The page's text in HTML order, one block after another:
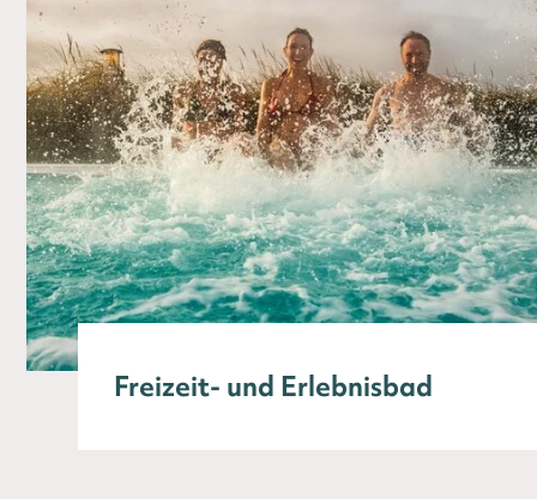
Freizeit- und Erlebnisbad